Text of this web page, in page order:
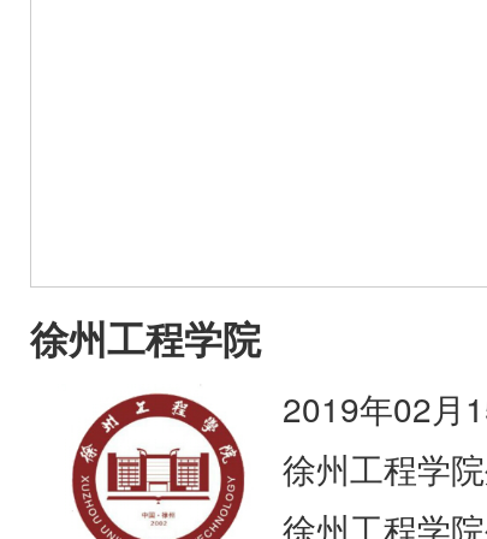
徐州工程学院
2019年02月
徐州工程学
徐州工程学